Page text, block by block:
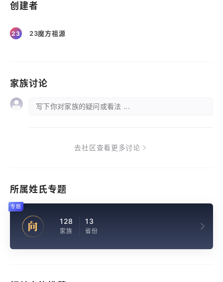
创建者
23 23魔方祖源
家族讨论
写下你对家族的疑问或看法 ...
去社区查看更多讨论
所属姓氏专题
向 128
家族
13
省份
专题